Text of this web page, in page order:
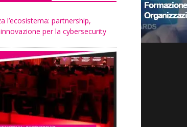
l’ecosistema: partnership,
per la cybersecurity